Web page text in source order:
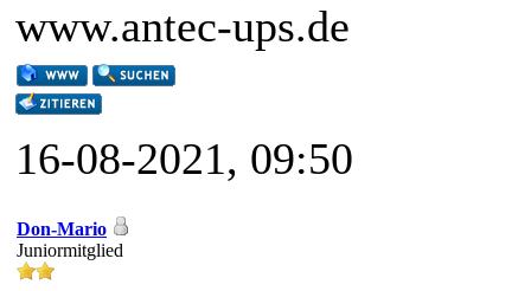
www.antec-ups.de
16-08-2021, 09:50
Don-Mario
Juniormitglied